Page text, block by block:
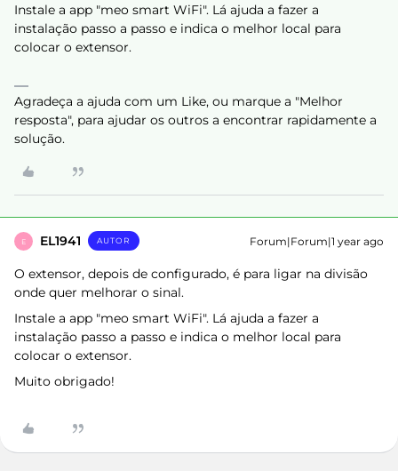
Instale a app "meo smart WiFi". Lá ajuda a fazer a
instalação passo a passo e indica o melhor local para
colocar o extensor.
Agradeça a ajuda com um Like, ou marque a "Melhor
resposta", para ajudar os outros a encontrar rapidamente a
solução.
E EL1941 AUTOR Forum|Forum|1 year ago
O extensor, depois de configurado, é para ligar na divisão
onde quer melhorar o sinal.
Instale a app "meo smart WiFi". Lá ajuda a fazer a
instalação passo a passo e indica o melhor local para
colocar o extensor.
Muito obrigado!